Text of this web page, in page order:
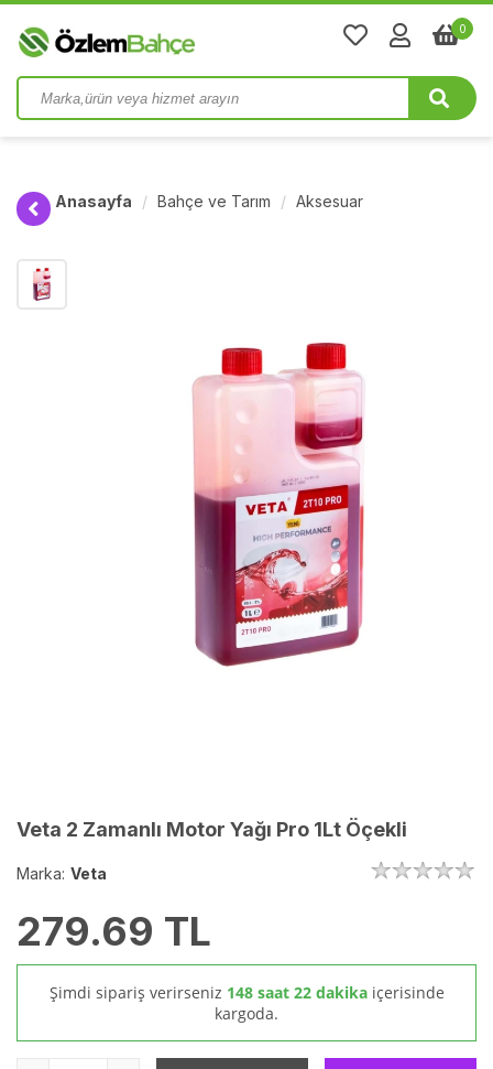
0
Anasayfa Bahçe ve Tarım Aksesuar
Veta 2 Zamanlı Motor Yağı Pro 1Lt Öçekli
Marka: Veta
279.69 TL
Şimdi sipariş verirseniz 148 saat 22 dakika içerisinde
kargoda.